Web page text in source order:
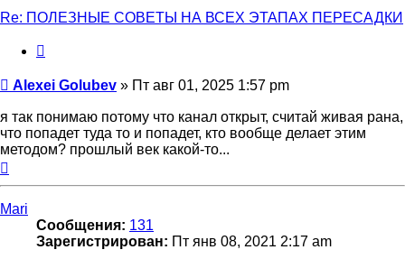
Re: ПОЛЕЗНЫЕ СОВЕТЫ НА ВСЕХ ЭТАПАХ ПЕРЕСАДКИ
Сообщение
Alexei Golubev » Пт авг 01, 2025 1:57 pm
я так понимаю потому что канал открыт, считай живая рана,
что попадет туда то и попадет, кто вообще делает этим
методом? прошлый век какой-то...
Mari
Сообщения: 131
Зарегистрирован: Пт янв 08, 2021 2:17 am